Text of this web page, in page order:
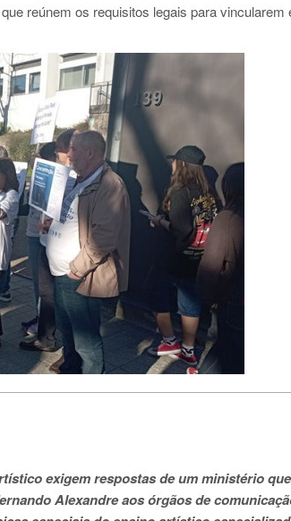
reúnem os requisitos legais para vincularem
exigem respostas de um ministério
Alexandre aos órgãos de